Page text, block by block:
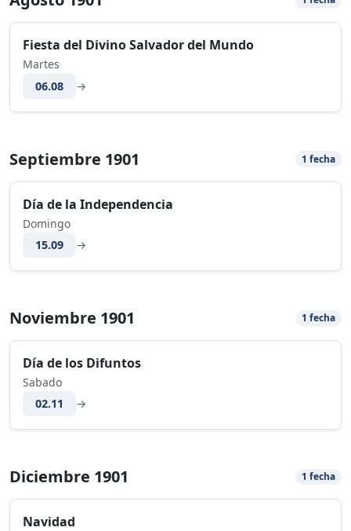
Fiesta del Divino Salvador del Mundo
Martes
06.08
→
Septiembre 1901 1 fecha
Día de la Independencia
Domingo
15.09
→
Noviembre 1901 1 fecha
Día de los Difuntos
Sabado
02.11
→
Diciembre 1901 1 fecha
Navidad